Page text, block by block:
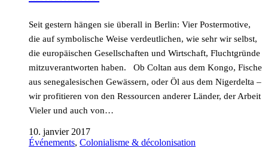
Seit gestern hängen sie überall in Berlin: Vier Postermotive,
die auf symbolische Weise verdeutlichen, wie sehr wir selbst,
die europäischen Gesellschaften und Wirtschaft, Fluchtgründe
mitzuverantworten haben. Ob Coltan aus dem Kongo, Fische
aus senegalesischen Gewässern, oder Öl aus dem Nigerdelta –
wir profitieren von den Ressourcen anderer Länder, der Arbeit
Vieler und auch von…
10. janvier 2017
Événements, Colonialisme & décolonisation